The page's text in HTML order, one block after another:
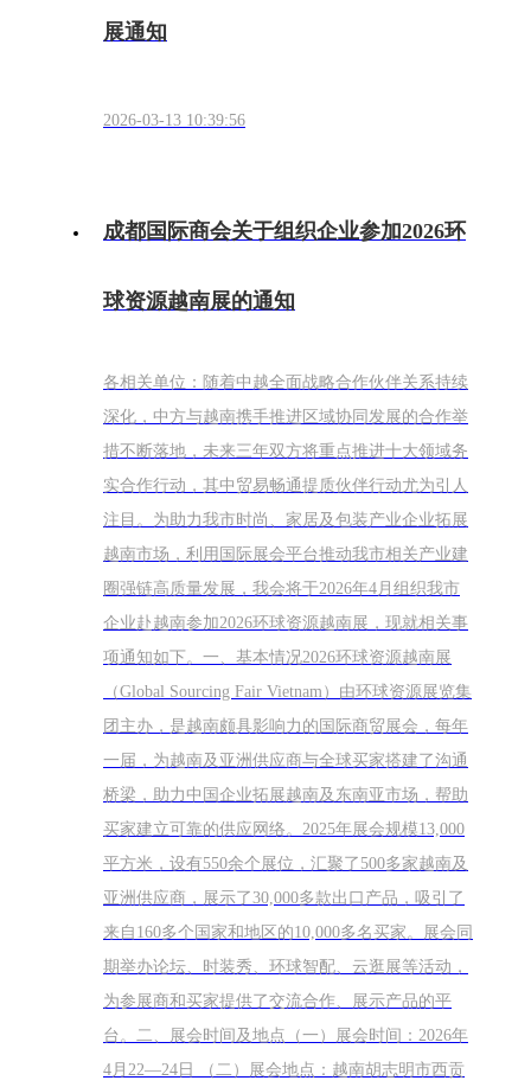
展通知
2026-03-13 10:39:56
成都国际商会关于组织企业参加2026环
球资源越南展的通知
各相关单位：随着中越全面战略合作伙伴关系持续
深化，中方与越南携手推进区域协同发展的合作举
措不断落地，未来三年双方将重点推进十大领域务
实合作行动，其中贸易畅通提质伙伴行动尤为引人
注目。为助力我市时尚、家居及包装产业企业拓展
越南市场，利用国际展会平台推动我市相关产业建
圈强链高质量发展，我会将于2026年4月组织我市
企业赴越南参加2026环球资源越南展，现就相关事
项通知如下。一、基本情况2026环球资源越南展
（Global Sourcing Fair Vietnam）由环球资源展览集
团主办，是越南颇具影响力的国际商贸展会，每年
一届，为越南及亚洲供应商与全球买家搭建了沟通
桥梁，助力中国企业拓展越南及东南亚市场，帮助
买家建立可靠的供应网络。2025年展会规模13,000
平方米，设有550余个展位，汇聚了500多家越南及
亚洲供应商，展示了30,000多款出口产品，吸引了
来自160多个国家和地区的10,000多名买家。展会同
期举办论坛、时装秀、环球智配、云逛展等活动，
为参展商和买家提供了交流合作、展示产品的平
台。二、展会时间及地点（一）展会时间：2026年
4月22—24日 （二）展会地点：越南胡志明市西贡